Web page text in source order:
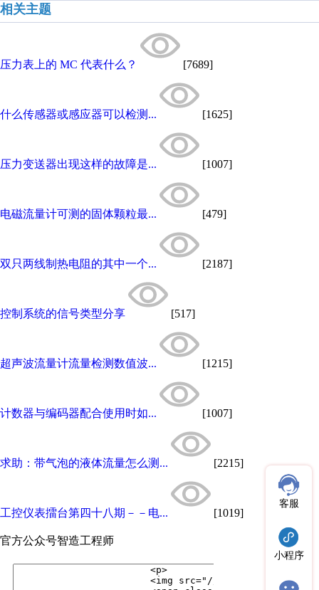
相关主题
压力表上的 MC 代表什么？ [7689]
什么传感器或感应器可以检测... [1625]
压力变送器出现这样的故障是... [1007]
电磁流量计可测的固体颗粒最... [479]
双只两线制热电阻的其中一个... [2187]
控制系统的信号类型分享 [517]
超声波流量计流量检测数值波... [1215]
计数器与编码器配合使用时如... [1007]
求助：带气泡的液体流量怎么测... [2215]
工控仪表擂台第四十八期－－电... [1019]
官方公众号智造工程师
客服
小程序